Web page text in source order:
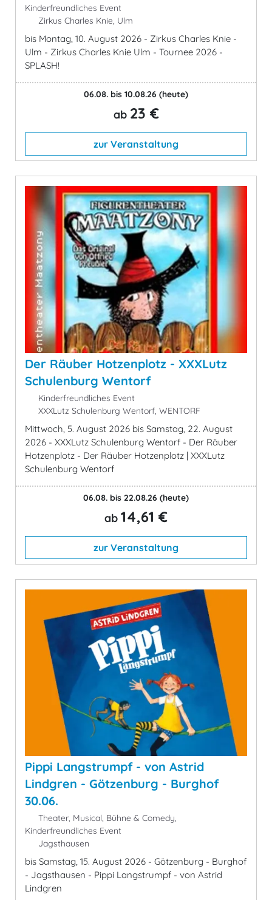
Kinderfreundliches Event
Zirkus Charles Knie, Ulm
bis Montag, 10. August 2026 - Zirkus Charles Knie -
Ulm - Zirkus Charles Knie Ulm - Tournee 2026 -
SPLASH!
06.08. bis 10.08.26 (heute)
ab 23 €
zur Veranstaltung
Der Räuber Hotzenplotz - XXXLutz
Schulenburg Wentorf
Kinderfreundliches Event
XXXLutz Schulenburg Wentorf, WENTORF
Mittwoch, 5. August 2026 bis Samstag, 22. August
2026 - XXXLutz Schulenburg Wentorf - Der Räuber
Hotzenplotz - Der Räuber Hotzenplotz | XXXLutz
Schulenburg Wentorf
06.08. bis 22.08.26 (heute)
ab 14,61 €
zur Veranstaltung
Pippi Langstrumpf - von Astrid
Lindgren - Götzenburg - Burghof
30.06.
Theater, Musical, Bühne & Comedy,
Kinderfreundliches Event
Jagsthausen
bis Samstag, 15. August 2026 - Götzenburg - Burghof
- Jagsthausen - Pippi Langstrumpf - von Astrid
Lindgren